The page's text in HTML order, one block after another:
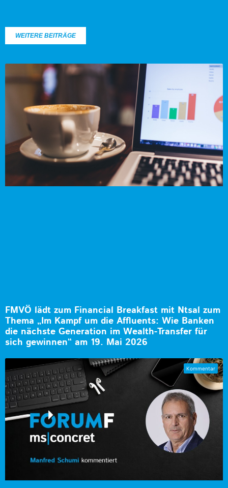
WEITERE BEITRÄGE
FMVÖ lädt zum Financial Breakfast mit Ntsal zum
Thema „Im Kampf um die Affluents: Wie Banken
die nächste Generation im Wealth-Transfer für
sich gewinnen“ am 19. Mai 2026